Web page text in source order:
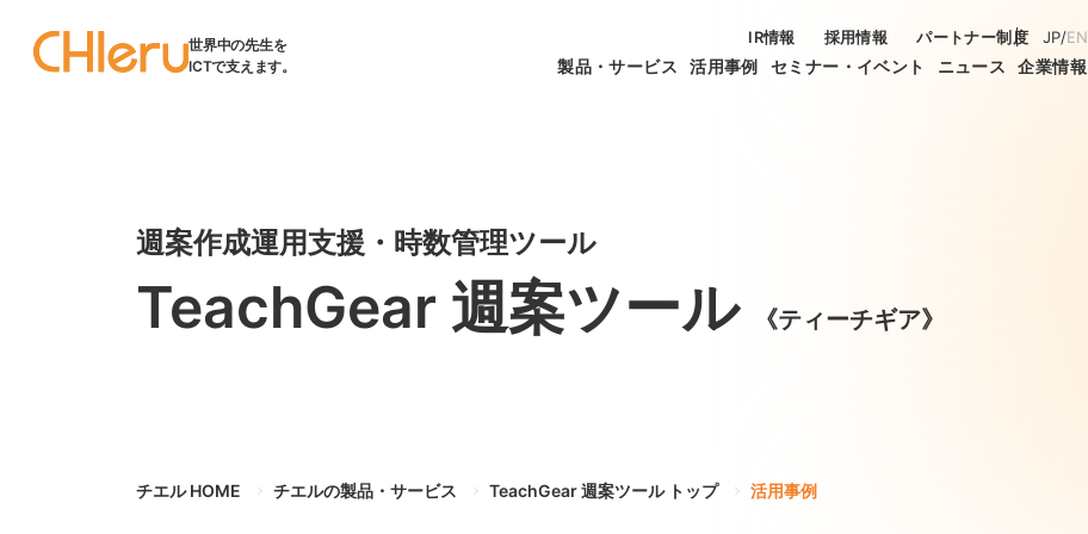
世界中の先生を
ICTで支えます。
製品・サービス 活用事例 セミナー・イベント ニュース 企業情報
IR情報 採用情報 パートナー制度 JP/EN
週案作成運用支援・時数管理ツール
TeachGear 週案ツール 《ティーチギア》
チエル HOME チエルの製品・サービス TeachGear 週案ツール トップ 活用事例